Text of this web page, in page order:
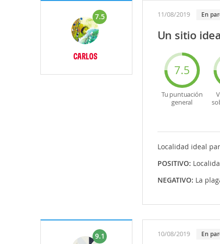
7.5
CARLOS
11/08/2019 En
Un sitio
7.5
Tu puntuación
general
Localidad ideal
POSITIVO:
NEGATIVO: La
9.1 10/08/2019 En